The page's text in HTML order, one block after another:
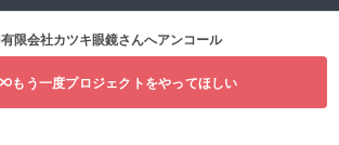
有限会社カツキ眼鏡さんへアンコール
もう一度プロジェクトをやってほしい